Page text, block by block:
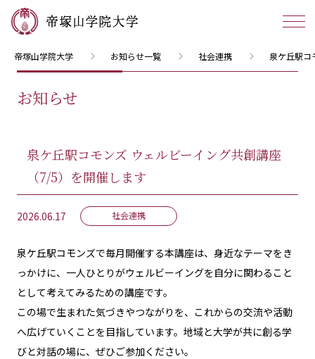
帝塚山学院大学 お知らせ一覧 社会連携 泉ケ丘駅
お知らせ
泉ケ丘駅コモンズ ウェルビーイング共創講座
（7/5）を開催します
2026.06.17 社会連携
泉ケ丘駅コモンズで毎月開催する本講座は、身近なテーマをき
っかけに、一人ひとりがウェルビーイングを自分に関わること
として考えてみるための講座です。
この場で生まれた気づきやつながりを、これからの交流や活動
へ広げていくことを目指しています。地域と大学が共に創る学
びと対話の場に、ぜひご参加ください。